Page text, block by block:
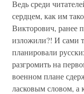
Ведь среди
сердцем, как им
Викторович, ранее
изложили?! И сами
планировали
разгромить на
военном плане
ласковым словом, а